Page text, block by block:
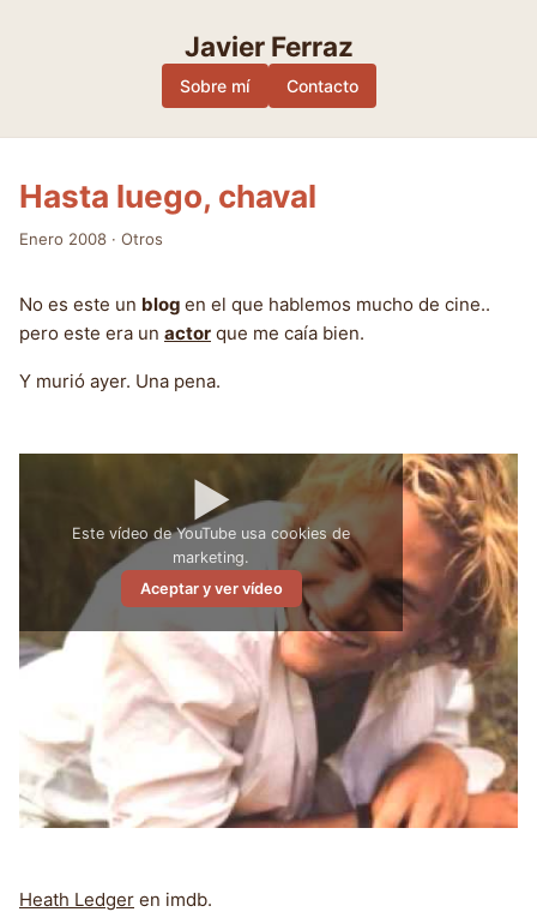
Javier Ferraz
Sobre mí Contacto
Hasta luego, chaval
Enero 2008 · Otros
No es este un blog en el que hablemos mucho de cine..
pero este era un actor que me caía bien.
Y murió ayer. Una pena.
▶
Este vídeo de YouTube usa cookies de
marketing.
Aceptar y ver vídeo
Heath Ledger en imdb.